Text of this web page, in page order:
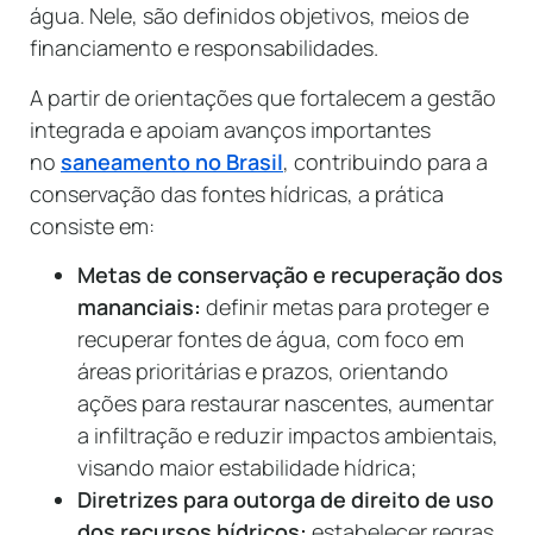
água. Nele, são definidos objetivos, meios de
financiamento e responsabilidades.
A partir de orientações que fortalecem a gestão
integrada e apoiam avanços importantes
no saneamento no Brasil, contribuindo para a
conservação das fontes hídricas, a prática
consiste em:
Metas de conservação e recuperação dos
mananciais: definir metas para proteger e
recuperar fontes de água, com foco em
áreas prioritárias e prazos, orientando
ações para restaurar nascentes, aumentar
a infiltração e reduzir impactos ambientais,
visando maior estabilidade hídrica;
Diretrizes para outorga de direito de uso